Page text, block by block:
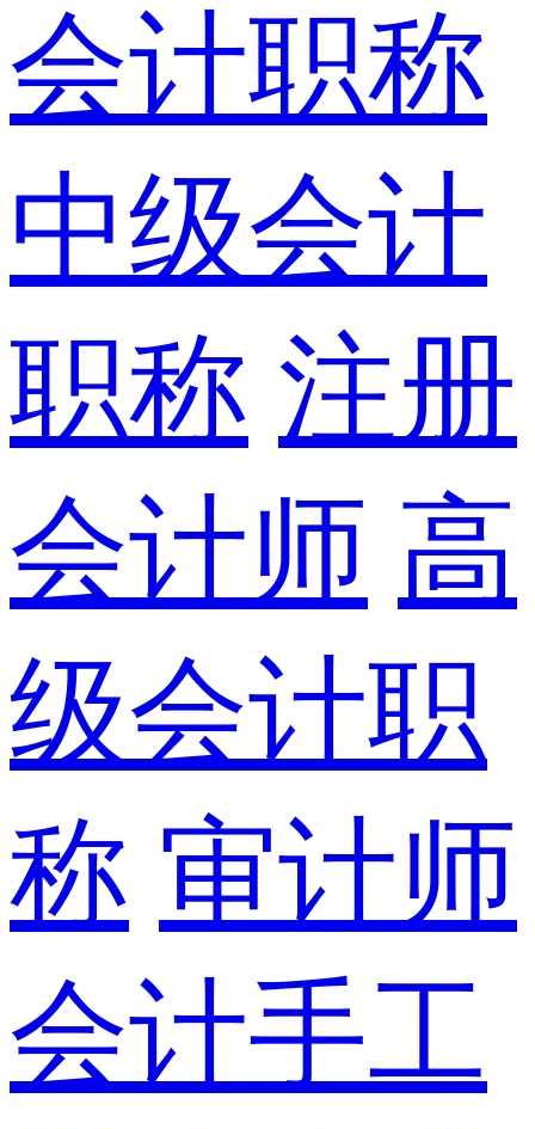
会计职称
中级会计
职称 注册
会计师 高
级会计职
称 审计师
会计手工